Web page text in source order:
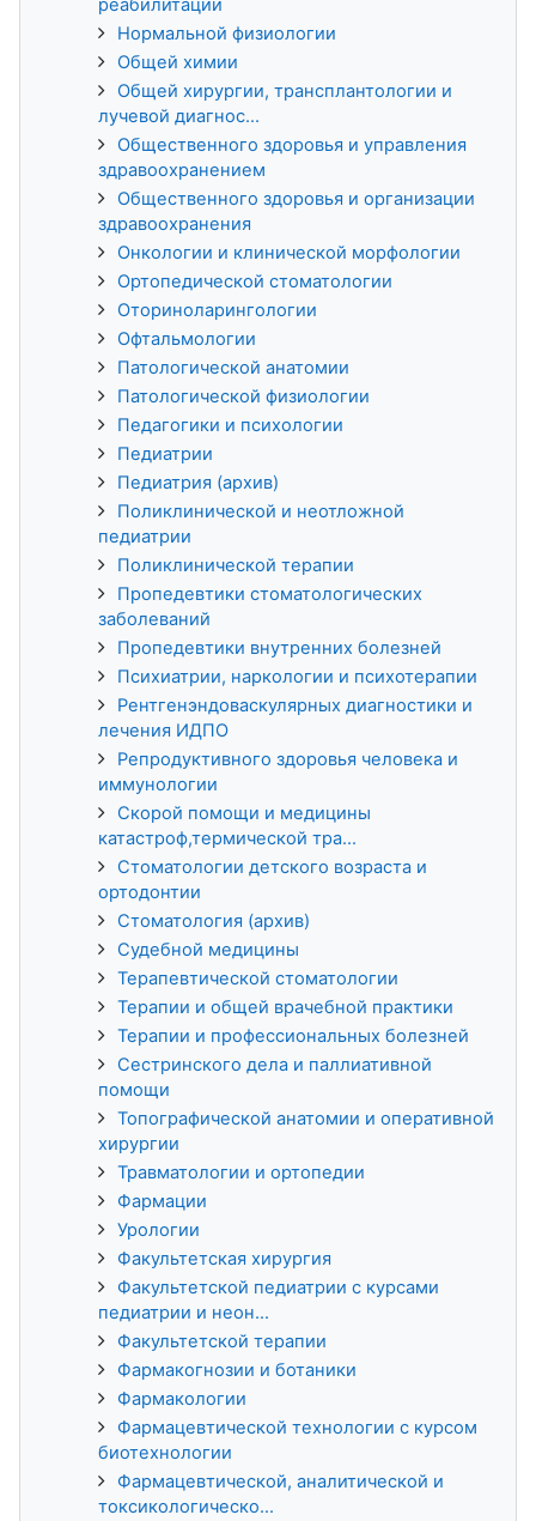
реабилитации
Нормальной физиологии
Общей химии
Общей хирургии, трансплантологии и
лучевой диагнос...
Общественного здоровья и управления
здравоохранением
Общественного здоровья и организации
здравоохранения
Онкологии и клинической морфологии
Ортопедической стоматологии
Оториноларингологии
Офтальмологии
Патологической анатомии
Патологической физиологии
Педагогики и психологии
Педиатрии
Педиатрия (архив)
Поликлинической и неотложной
педиатрии
Поликлинической терапии
Пропедевтики стоматологических
заболеваний
Пропедевтики внутренних болезней
Психиатрии, наркологии и психотерапии
Рентгенэндоваскулярных диагностики и
лечения ИДПО
Репродуктивного здоровья человека и
иммунологии
Скорой помощи и медицины
катастроф,термической тра...
Стоматологии детского возраста и
ортодонтии
Стоматология (архив)
Судебной медицины
Терапевтической стоматологии
Терапии и общей врачебной практики
Терапии и профессиональных болезней
Сестринского дела и паллиативной
помощи
Топографической анатомии и оперативной
хирургии
Травматологии и ортопедии
Фармации
Урологии
Факультетская хирургия
Факультетской педиатрии с курсами
педиатрии и неон...
Факультетской терапии
Фармакогнозии и ботаники
Фармакологии
Фармацевтической технологии с курсом
биотехнологии
Фармацевтической, аналитической и
токсикологическо...